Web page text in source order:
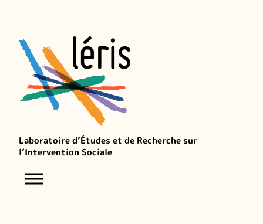
Laboratoire d’Études et de Recherche sur
l’Intervention Sociale